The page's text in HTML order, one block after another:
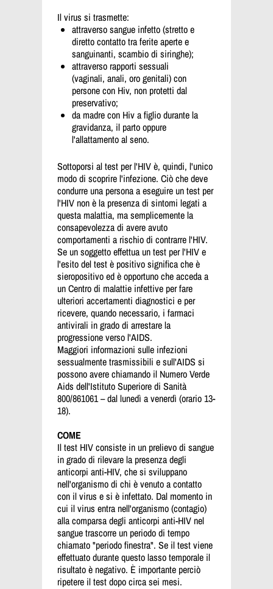
Il virus si trasmette:
attraverso sangue infetto (stretto e
diretto contatto tra ferite aperte e
sanguinanti, scambio di siringhe);
attraverso rapporti sessuali
(vaginali, anali, oro genitali) con
persone con Hiv, non protetti dal
preservativo;
da madre con Hiv a figlio durante la
gravidanza, il parto oppure
l'allattamento al seno.
Sottoporsi al test per l'HIV è, quindi, l'unico
modo di scoprire l'infezione. Ciò che deve
condurre una persona a eseguire un test per
l'HIV non è la presenza di sintomi legati a
questa malattia, ma semplicemente la
consapevolezza di avere avuto
comportamenti a rischio di contrarre l'HIV.
Se un soggetto effettua un test per l'HIV e
l'esito del test è positivo significa che è
sieropositivo ed è opportuno che acceda a
un Centro di malattie infettive per fare
ulteriori accertamenti diagnostici e per
ricevere, quando necessario, i farmaci
antivirali in grado di arrestare la
progressione verso l'AIDS.
Maggiori informazioni sulle infezioni
sessualmente trasmissibili e sull'AIDS si
possono avere chiamando il Numero Verde
Aids dell'Istituto Superiore di Sanità
800/861061 – dal lunedì a venerdì (orario 13-
18).
COME
Il test HIV consiste in un prelievo di sangue
in grado di rilevare la presenza degli
anticorpi anti-HIV, che si sviluppano
nell'organismo di chi è venuto a contatto
con il virus e si è infettato. Dal momento in
cui il virus entra nell'organismo (contagio)
alla comparsa degli anticorpi anti-HIV nel
sangue trascorre un periodo di tempo
chiamato "periodo finestra". Se il test viene
effettuato durante questo lasso temporale il
risultato è negativo. È importante perciò
ripetere il test dopo circa sei mesi.